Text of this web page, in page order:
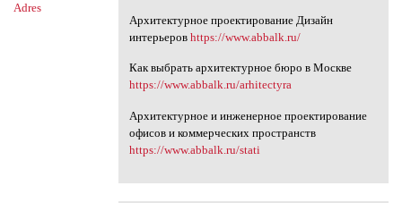
Adres
Архитектурное проектирование Дизайн
интерьеров https://www.abbalk.ru/
Как выбрать архитектурное бюро в Москве
https://www.abbalk.ru/arhitectyra
Архитектурное и инженерное проектирование
офисов и коммерческих пространств
https://www.abbalk.ru/stati